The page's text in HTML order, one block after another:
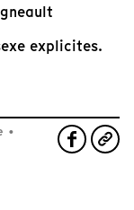
explicites.
•